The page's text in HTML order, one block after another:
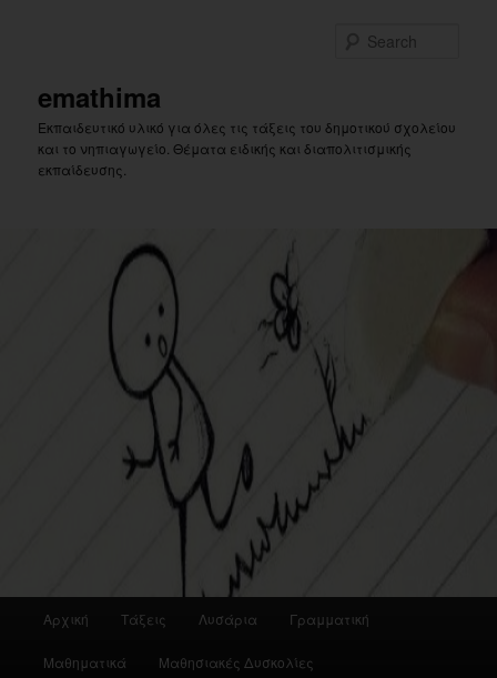
emathima
Εκπαιδευτικό υλικό για όλες τις τάξεις του δημοτικού σχολείου
και το νηπιαγωγείο. Θέματα ειδικής και διαπολιτισμικής
εκπαίδευσης.
Αρχική Τάξεις Λυσάρια Γραμματική
Μαθηματικά Μαθησιακές Δυσκολίες